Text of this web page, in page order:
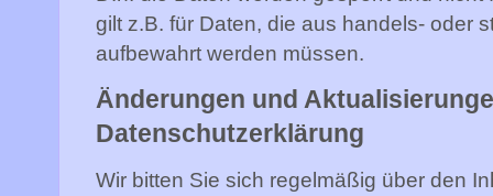
gilt z.B. für Daten, die aus handels- oder
aufbewahrt werden müssen.
Änderungen und
Datenschutzerklärung
Wir bitten Sie sich regelmäßig über den